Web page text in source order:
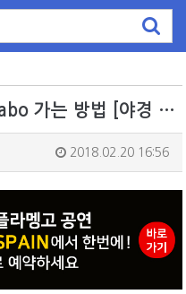
바르셀로나 티비다보 Tibidabo 가는 방법 [야경 스팟 추천]
2018.02.20 16:56